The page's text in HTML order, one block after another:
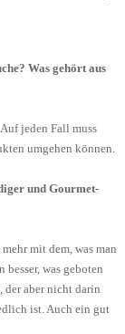
Was gehört aus
jeden Fall muss
umgehen können.
und Gourmet-
mit dem, was man
was geboten
aber nicht darin
ist. Auch ein gut